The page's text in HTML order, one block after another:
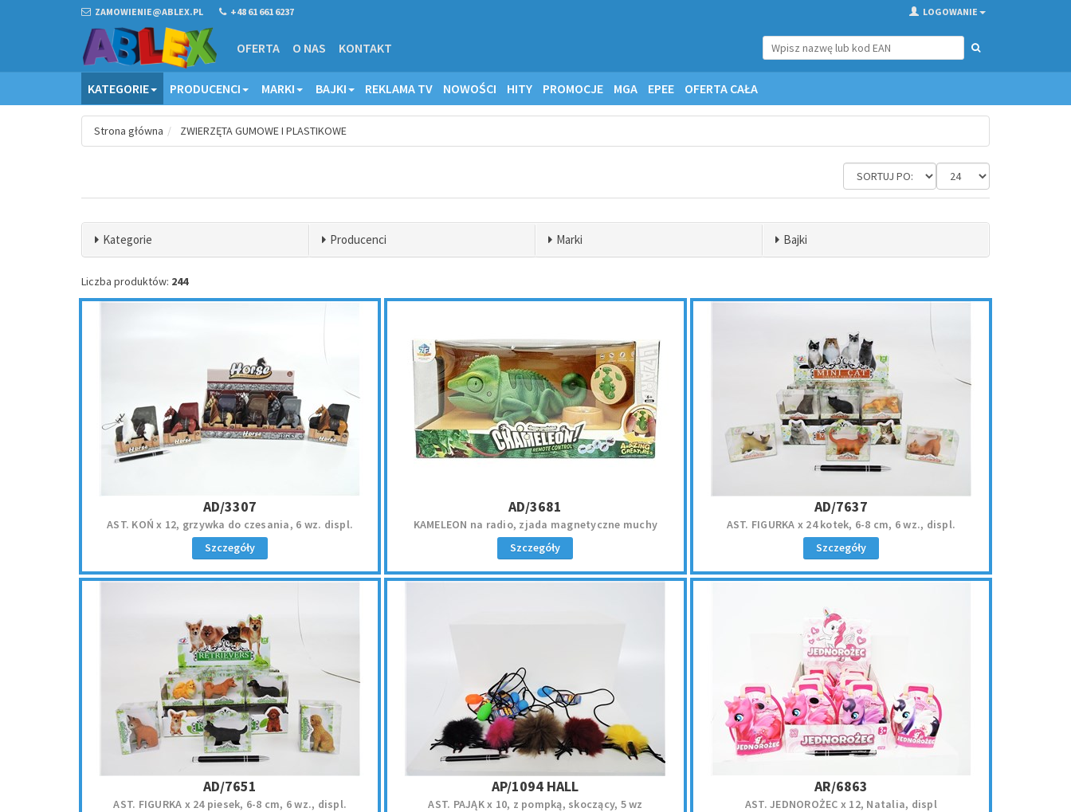
ZAMOWIENIE@ABLEX.PL +48 61 661 6237 LOGOWANIE
OFERTA O NAS KONTAKT
KATEGORIE PRODUCENCI MARKI BAJKI REKLAMA TV NOWOŚCI HITY PROMOCJE MGA EPEE OFERTA CAŁA
Strona główna ZWIERZĘTA GUMOWE I PLASTIKOWE
Kategorie Producenci Marki Bajki
Liczba produktów: 244
AD/3307
AST. KOŃ x 12, grzywka do czesania, 6 wz. displ.
Szczegóły
AD/3681
KAMELEON na radio, zjada magnetyczne muchy
Szczegóły
AD/7637
AST. FIGURKA x 24 kotek, 6-8 cm, 6 wz., displ.
Szczegóły
AD/7651
AST. FIGURKA x 24 piesek, 6-8 cm, 6 wz., displ.
AP/1094 HALL
AST. PAJĄK x 10, z pompką, skoczący, 5 wz
AR/6863
AST. JEDNOROŻEC x 12, Natalia, displ